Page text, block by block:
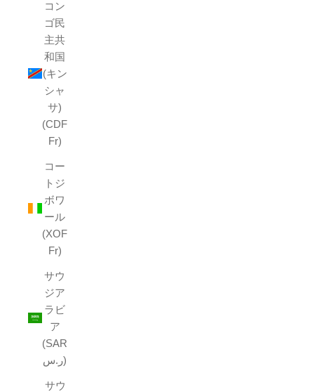
コン
ゴ民
主共
和国
(キン
シャ
サ)
(CDF
Fr)
コー
トジ
ボワ
ール
(XOF
Fr)
サウ
ジア
ラビ
ア
(SAR
ر.س)
サウ